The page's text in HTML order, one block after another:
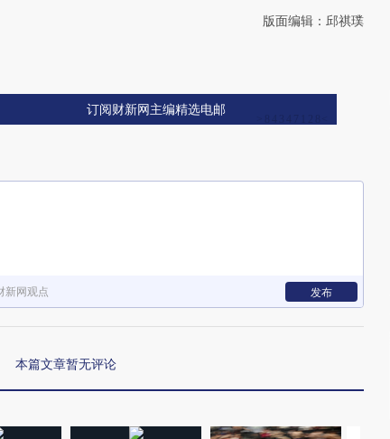
版面编辑：邱祺璞
订阅财新网主编精选电邮
新网观点 发布
本篇文章暂无评论